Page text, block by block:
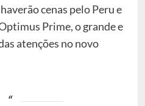
cenas pelo Peru e
Prime, o grande e
atenções no novo